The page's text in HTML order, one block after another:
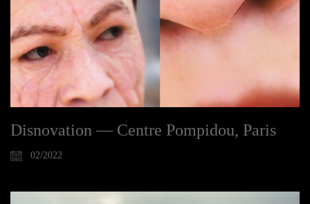
Disnovation — Centre Pompidou, Paris
02/2022